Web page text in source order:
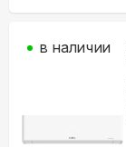
в наличии